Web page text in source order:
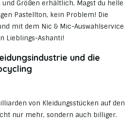
Größen erhältlich. Magst du helle
Pastellton, kein Problem! Die
mit dem Nic & Mic-Auswahlservice
Lieblings-Ashanti!
und die
von Kleidungsstücken auf den
nur mehr, sondern auch billiger.